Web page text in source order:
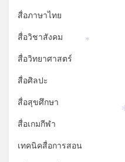
สื่อภาษาไทย
สื่อวิชาสังคม
สื่อวิทยาศาสตร์
สื่อศิลปะ
สื่อสุขศึกษา
สื่อเกมกีฬา
เทคนิคสื่อการสอน